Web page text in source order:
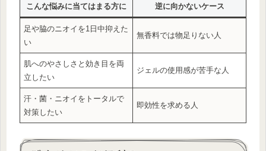
こんな悩みに当てはまる方に 逆に向かないケース
足や脇のニオイを1日中抑えた
い
無香料では物足りない人
肌へのやさしさと効き目を両
立したい
ジェルの使用感が苦手な人
汗・菌・ニオイをトータルで
対策したい
即効性を求める人